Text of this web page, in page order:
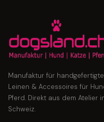
Manufaktur für
Leinen & Accessoires für
Pferd. Direkt aus dem Atelier
Schweiz.